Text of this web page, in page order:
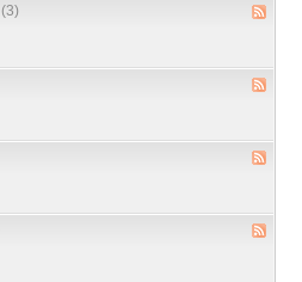
(3)